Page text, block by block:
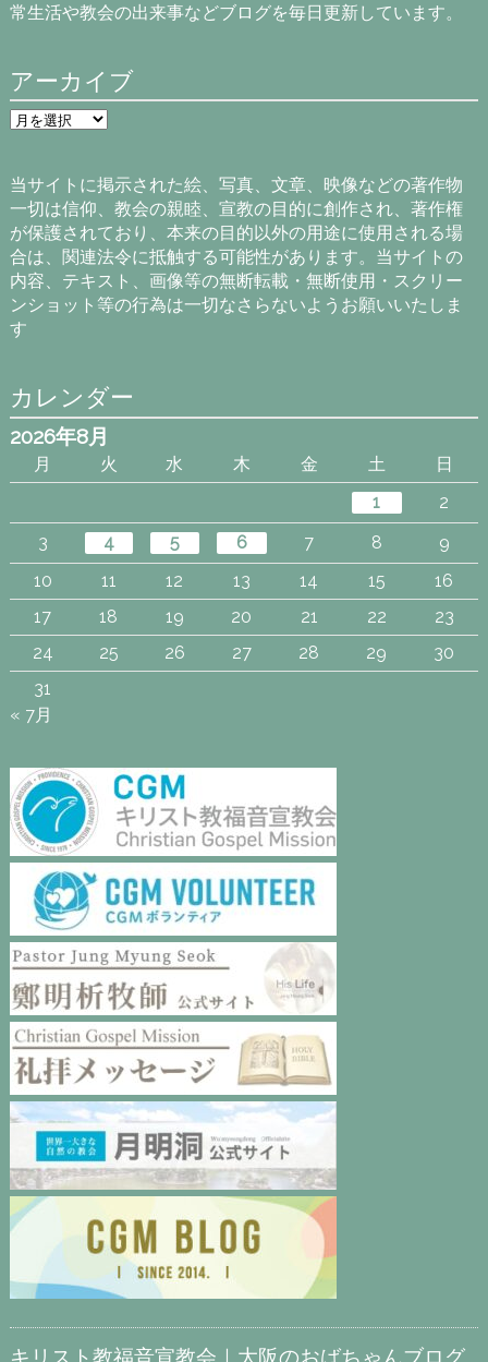
常生活や教会の出来事などブログを毎日更新しています。
アーカイブ
ア
ー
ブ
当サイトに掲示された絵、写真、文章、映像などの著作物
一切は信仰、教会の親睦、宣教の目的に創作され、著作権
が保護されており、本来の目的以外の用途に使用される場
合は、関連法令に抵触する可能性があります。当サイトの
内容、テキスト、画像等の無断転載・無断使用・スクリー
ンショット等の行為は一切なさらないようお願いいたしま
す
カレンダー
2026年8月
月 火 水 木 金 土
日
1
2
3
4 5 6 7 8
9
10
11 12 13 14 15
16
17
18 19 20 21 22
23
24
25 26 27 28 29
30
31
« 7月
キリスト教福音宣教会｜大阪のおばちゃんブログ